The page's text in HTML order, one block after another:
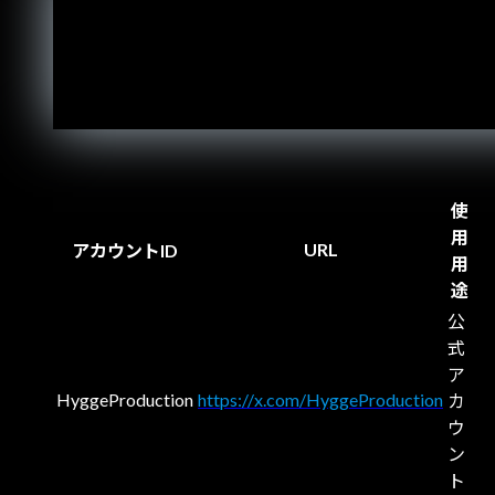
アカウントID URL
使
用
用
途
HyggeProduction https://x.com/HyggeProduction
公
式
ア
カ
ウ
ン
ト